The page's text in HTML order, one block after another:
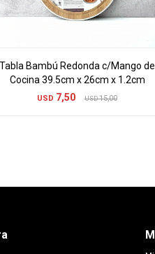
Tabla Bambú Redonda c/Mango de
Cocina 39.5cm x 26cm x 1.2cm
USD 7,50 USD 15,00